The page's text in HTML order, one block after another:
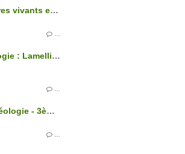
Clés de détermination des êtres vivants et des roches de France - 3ème édition
Glossaire illustré de malacologie : Lamellibranches
Glossaire de biologie et de géologie - 3ème édition